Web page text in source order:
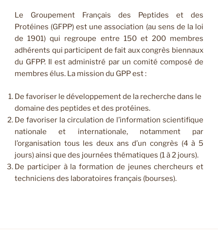
Le Groupement Français des Peptides et des
Protéines (GFPP) est une association (au sens de la loi
de 1901) qui regroupe entre 150 et 200 membres
adhérents qui participent de fait aux congrès biennaux
du GFPP.
Il est administré par un comité composé de
membres élus. La mission du GPP est :
De favoriser le développement de la recherche dans le
domaine des peptides et des protéines.
De favoriser la circulation de l’information scientifique
nationale et internationale, notamment par
l’organisation tous les deux ans d’un congrès (4 à 5
jours) ainsi que des journées thématiques (1 à 2 jours).
De participer à la formation de jeunes chercheurs et
techniciens des laboratoires français (bourses).